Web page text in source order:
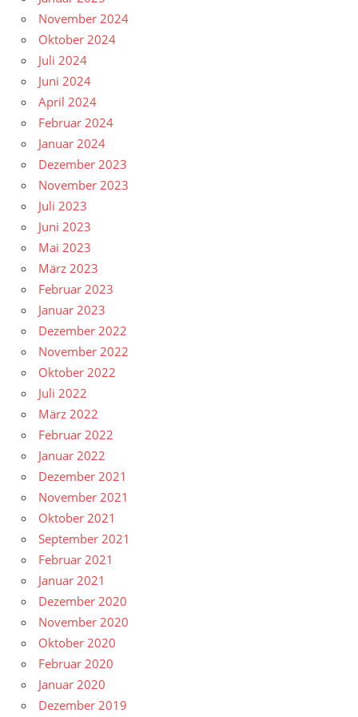
November 2024
Oktober 2024
Juli 2024
Juni 2024
April 2024
Februar 2024
Januar 2024
Dezember 2023
November 2023
Juli 2023
Juni 2023
Mai 2023
März 2023
Februar 2023
Januar 2023
Dezember 2022
November 2022
Oktober 2022
Juli 2022
März 2022
Februar 2022
Januar 2022
Dezember 2021
November 2021
Oktober 2021
September 2021
Februar 2021
Januar 2021
Dezember 2020
November 2020
Oktober 2020
Februar 2020
Januar 2020
Dezember 2019